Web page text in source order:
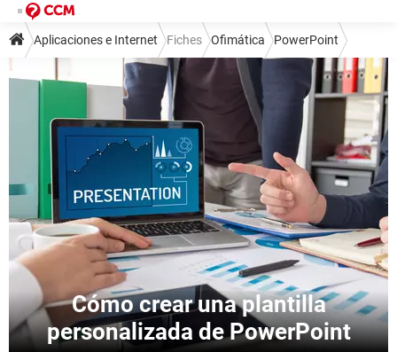
Aplicaciones e Internet Fiches Ofimática PowerPoint
Cómo crear una plantilla
personalizada de PowerPoint